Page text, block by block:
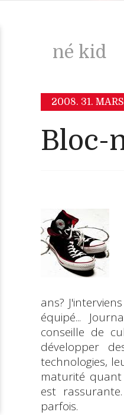
né kid
2008. 31. MARS
Bloc-
ans?
équipé...
conseille de
développer
technologies,
maturité quant
est
parfois.